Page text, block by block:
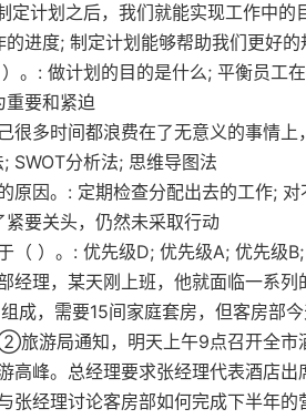
定计划之后，我们就能实现工作中
进度; 制定计划能够帮助我们更好的
。: 做计划的目的是什么; 平衡员工
重要和紧迫
很多时间都浪费在了无意义的事情
SWOT分析法; 思维导图法
原因。: 定期检查分配出去的工作;
要关头，仍然未采取行动
（ ）。: 优先级D; 优先级A; 优先级
经理，某天刚上班，他就面临一系
成，需要15间家庭套房，但客房部
旅游局通知，明天上午9点召开全市
高峰。总经理要求张经理代表酒店
张经理讨论客房部如何完成下半年